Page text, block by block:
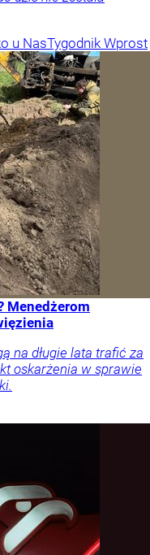
u NasTygodnik Wprost
Menedżerom
na długie lata trafić za
oskarżenia w sprawie